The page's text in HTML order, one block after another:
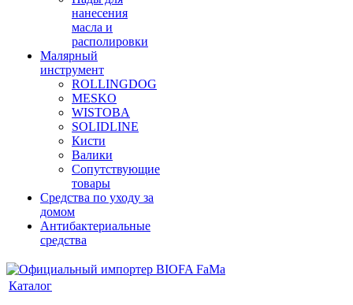
нанесения
масла и
располировки
Малярный
инструмент
ROLLINGDOG
MESKO
WISTOBA
SOLIDLINE
Кисти
Валики
Сопутствующие
товары
Средства по уходу за
домом
Антибактериальные
средства
Каталог